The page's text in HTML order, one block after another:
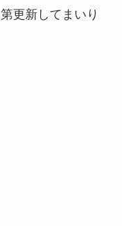
更新してまいり